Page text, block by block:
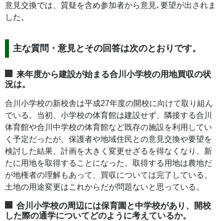
意見交換では、質疑を含め参加者から意見､要望が出されま
した。
主な質問・意見とその回答は次のとおりです。
来年度から建設が始まる合川小学校の用地買収の状
況は。
合川小学校の新校舎は平成27年度の開校に向けて取り組ん
でいる。当初、小学校の体育館は建設せず、隣接する合川
体育館や合川中学校の体育館など既存の施設を利用してい
く予定だったが、保護者や地域住民との意見交換や要望を
検討した結果、計画を大きく変更せざるを得なくなり、新
たに用地を取得することになった。取得する用地は農地だ
が地権者の理解もあって、買収については完了している。
土地の用途変更はこれからだが問題ないと思っている。
合川小学校の周辺には保育園と中学校があり、開校
した際の通学についてどのように考えているか。